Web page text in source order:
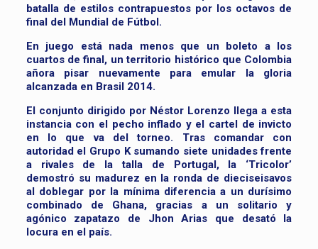
batalla de estilos contrapuestos por los octavos de
final del Mundial de Fútbol.
En juego está nada menos que un boleto a los
cuartos de final, un territorio histórico que Colombia
añora pisar nuevamente para emular la gloria
alcanzada en Brasil 2014.
El conjunto dirigido por Néstor Lorenzo llega a esta
instancia con el pecho inflado y el cartel de invicto
en lo que va del torneo. Tras comandar con
autoridad el Grupo K sumando siete unidades frente
a rivales de la talla de Portugal, la ‘Tricolor’
demostró su madurez en la ronda de dieciseisavos
al doblegar por la mínima diferencia a un durísimo
combinado de Ghana, gracias a un solitario y
agónico zapatazo de Jhon Arias que desató la
locura en el país.